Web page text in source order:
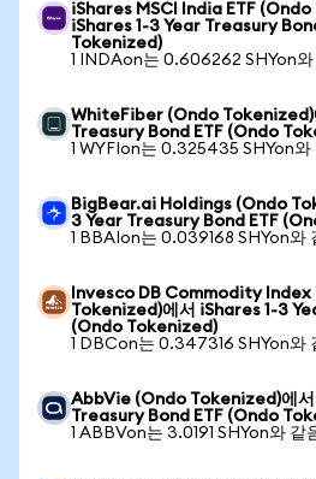
iShares MSCI India ETF
iShares 1-3 Year Treasury
Tokenized)
1 INDAon는 0.606262 SHYon와
WhiteFiber (Ondo Tokenized)
Treasury Bond ETF (Ondo
1 WYFIon는 0.325435 SHYon와
BigBear.ai Holdings (Ondo
3 Year Treasury Bond ETF
1 BBAIon는 0.039168 SHYon와
Invesco DB Commodity
Tokenized)에서 iShares 1-3
(Ondo Tokenized)
1 DBCon는 0.347316 SHYon와
AbbVie (Ondo Tokenized)에서
Treasury Bond ETF (Ondo
1 ABBVon는 3.0191 SHYon와 같